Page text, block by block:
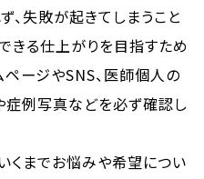
、失敗が起きてしまうこと
きる仕上がりを目指すため
ページやSNS、医師個人の
症例写真などを必ず確認し
くまでお悩みや希望につい